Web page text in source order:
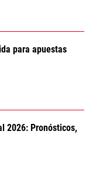
para apuestas
2026: Pronósticos,